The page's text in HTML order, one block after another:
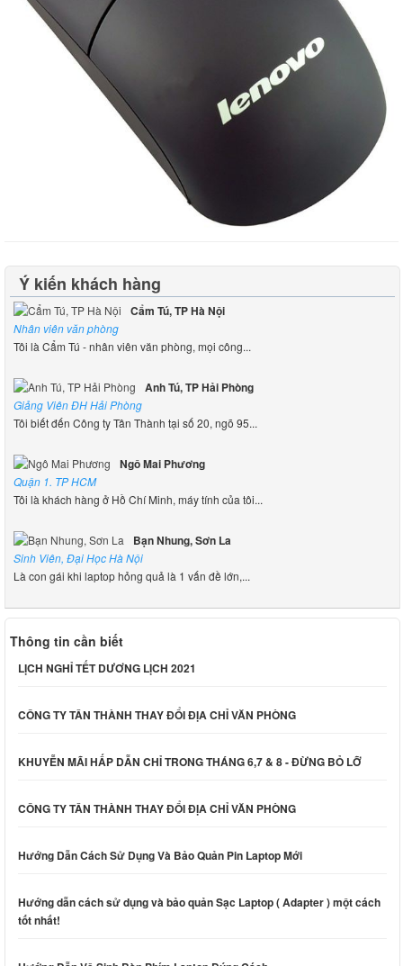
Ý kiến khách hàng
Cẩm Tú, TP Hà Nội
Nhân viên văn phòng
Tôi là Cẩm Tú - nhân viên văn phòng, mọi công...
Anh Tú, TP Hải Phòng
Giảng Viên ĐH Hải Phòng
Tôi biết đến Công ty Tân Thành tại số 20, ngõ 95...
Ngô Mai Phương
Quận 1. TP HCM
Tôi là khách hàng ở Hồ Chí Minh, máy tính của tôi...
Bạn Nhung, Sơn La
Sinh Viên, Đại Học Hà Nội
Là con gái khi laptop hỏng quả là 1 vấn đề lớn,...
Thông tin cần biết
LỊCH NGHỈ TẾT DƯƠNG LỊCH 2021
CÔNG TY TÂN THÀNH THAY ĐỔI ĐỊA CHỈ VĂN PHÒNG
KHUYỄN MÃI HẤP DẪN CHỈ TRONG THÁNG 6,7 & 8 - ĐỪNG BỎ LỠ
CÔNG TY TÂN THÀNH THAY ĐỔI ĐỊA CHỈ VĂN PHÒNG
Hướng Dẫn Cách Sử Dụng Và Bảo Quản Pin Laptop Mới
Hướng dẫn cách sử dụng và bảo quản Sạc Laptop ( Adapter ) một cách
tốt nhất!